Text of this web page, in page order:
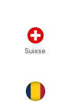
Suisse